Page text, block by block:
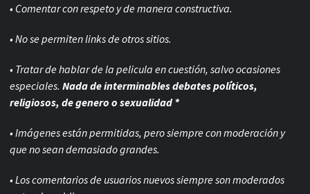
• Comentar con respeto y de manera constructiva.
• No se permiten links de otros sitios.
• Tratar de hablar de la pelicula en cuestión, salvo ocasiones
especiales. Nada de interminables debates políticos,
religiosos, de genero o sexualidad *
• Imágenes están permitidas, pero siempre conmoderación y
que no sean demasiado grandes.
• Los comentarios de usuarios nuevos siempre son moderados